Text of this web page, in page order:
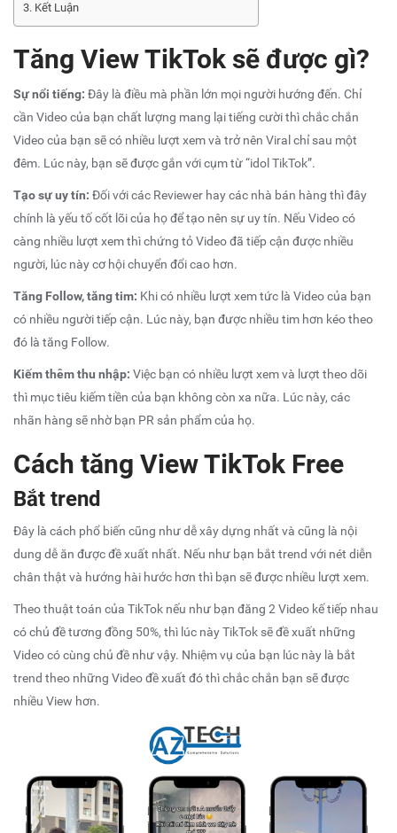
Kết Luận
Tăng View TikTok sẽ được gì?
Sự nổi tiếng: Đây là điều mà phần lớn mọi người hướng đến. Chỉ
cần Video của bạn chất lượng mang lại tiếng cười thì chắc chắn
Video của bạn sẽ có nhiều lượt xem và trở nên Viral chỉ sau một
đêm. Lúc này, bạn sẽ được gắn với cụm từ “idol TikTok”.
Tạo sự uy tín: Đối với các Reviewer hay các nhà bán hàng thì đây
chính là yếu tố cốt lõi của họ để tạo nên sự uy tín. Nếu Video có
càng nhiều lượt xem thì chứng tỏ Video đã tiếp cận được nhiều
người, lúc này cơ hội chuyển đổi cao hơn.
Tăng Follow, tăng tim: Khi có nhiều lượt xem tức là Video của bạn
có nhiều người tiếp cận. Lúc này, bạn được nhiều tim hơn kéo theo
đó là tăng Follow.
Kiếm thêm thu nhập: Việc bạn có nhiều lượt xem và lượt theo dõi
thì mục tiêu kiếm tiền của bạn không còn xa nữa. Lúc này, các
nhãn hàng sẽ nhờ bạn PR sản phẩm của họ.
Cách tăng View TikTok Free
Bắt trend
Đây là cách phổ biến cũng như dễ xây dựng nhất và cũng là nội
dung dễ ăn được đề xuất nhất. Nếu như bạn bắt trend với nét diễn
chân thật và hướng hài hước hơn thì bạn sẽ được nhiều lượt xem.
Theo thuật toán của TikTok nếu như bạn đăng 2 Video kế tiếp nhau
có chủ đề tương đồng 50%, thì lúc này TikTok sẽ đề xuất những
Video có cùng chủ đề như vậy. Nhiệm vụ của bạn lúc này là bắt
trend theo những Video đề xuất đó thì chắc chắn bạn sẽ được
nhiều View hơn.